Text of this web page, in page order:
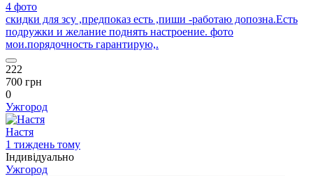
4 фото
скидки для зсу ,предпоказ есть ,пиши -работаю допозна.Есть
подружки и желание поднять настроение. фото
мои.порядочность гарантирую,.
222
700 грн
0
Ужгород
Настя
1 тиждень тому
Індивідуально
Ужгород